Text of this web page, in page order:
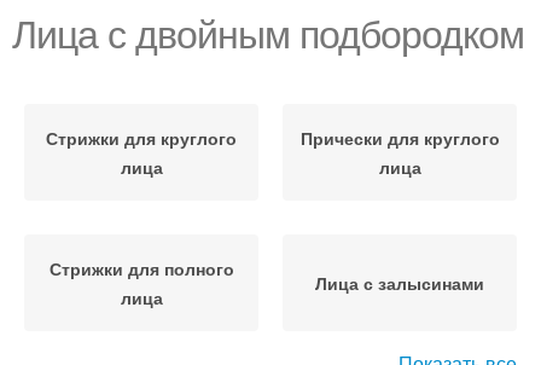
Лица с двойным подбородком
Стрижки для круглого
лица
Прически для круглого
лица
Стрижки для полного
лица
Лица с залысинами